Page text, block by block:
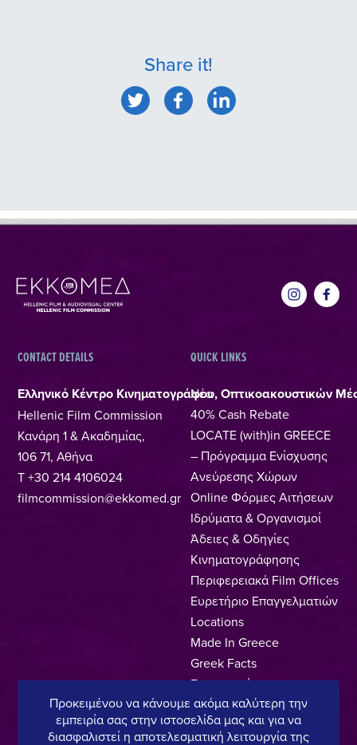
Share it!
CONTACT DETAILS
Ελληνικό Κέντρο Κινηματογράφου, Οπτικοακουστικών
Hellenic Film Commission
Κανάρη 1 & Ακαδημίας,
106 71, Αθήνα
T +30 214 4106024
filmcommission@ekkomed.gr
QUICK LINKS
Νέα
40% Cash Rebate
LOCATE (with)in GREECE
– Πρόγραμμα Ενίσχυσης
Ανεύρεσης Χώρων
Online Φόρμες Αιτήσεων
Ιδρύματα & Οργανισμοί
Άδειες & Οδηγίες
Κινηματογράφησης
Περιφερειακά Film Offices
Ευρετήριο Επαγγελματιών
Locations
Made In Greece
Greek Facts
Επικοινωνία
Προκειμένου να κάνουμε ακόμα καλύτερη την
εμπειρία σας στην ιστοσελίδα μας και για να
διασφαλιστεί η αποτελεσματική λειτουργία της